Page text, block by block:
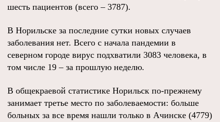
шесть пациентов (всего – 3787).
В Норильске за последние сутки новых случаев
заболевания нет. Всего с начала пандемии в
северном городе вирус подхватили 3083 человека, в
том числе 19 – за прошлую неделю.
В общекраевой статистике Норильск по-прежнему
занимает третье место по заболеваемости: больше
больных за все время нашли только в Ачинске (4779)